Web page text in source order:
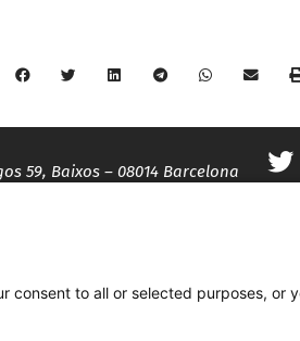
59, Baixos – 08014 Barcelona
consent to all or selected purposes, or